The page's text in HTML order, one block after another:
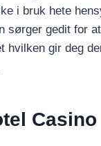
เทิง
เทิง
i bruk hete
sørger gedit for
hvilken gir deg
Casino